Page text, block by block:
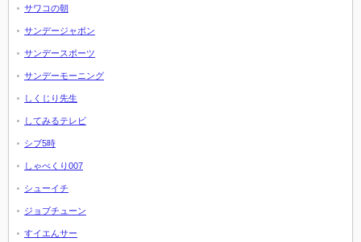
サワコの朝
サンデージャポン
サンデースポーツ
サンデーモーニング
しくじり先生
してみるテレビ
シブ5時
しゃべくり007
シューイチ
ジョブチューン
すイエんサー